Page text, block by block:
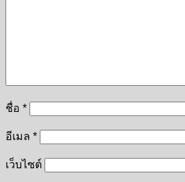
ชื่อ *
อีเมล *
เว็บไซต์